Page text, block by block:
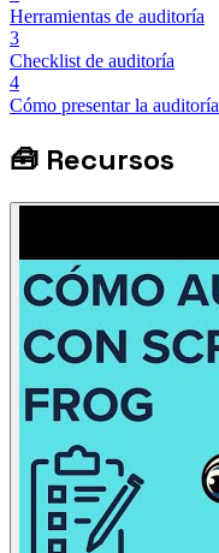
Herramientas de auditoría
3
Checklist de auditoría
4
Cómo presentar la auditoría
🧰 Recursos